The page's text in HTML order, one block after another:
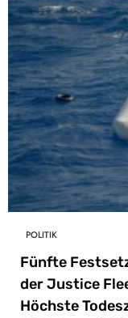
POLITIK
Fünfte
der Justice
Höchste